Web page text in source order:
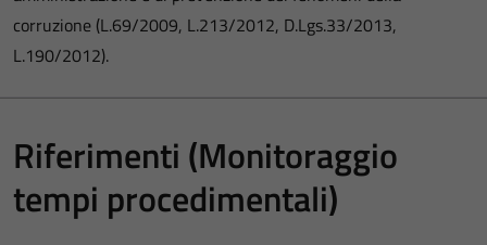
corruzione (L.69/2009, L.213/2012, D.Lgs.33/2013,
L.190/2012).
Riferimenti (Monitoraggio
tempi procedimentali)